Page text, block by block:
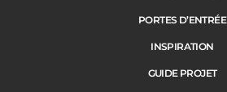
PORTES D’ENTRÉE
INSPIRATION
GUIDE PROJET